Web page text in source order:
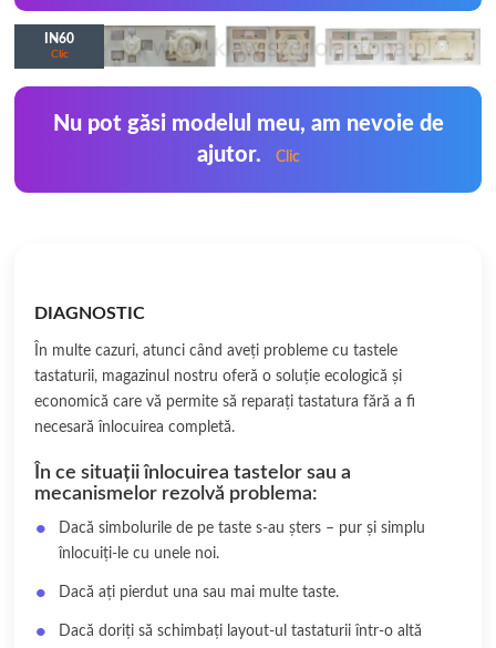
IN60
Clic
Nu pot găsi modelul meu, am nevoie de
ajutor.
Clic
DIAGNOSTIC
În multe cazuri, atunci când aveți probleme cu tastele
tastaturii, magazinul nostru oferă o soluție ecologică și
economică care vă permite să reparați tastatura fără a fi
necesară înlocuirea completă.
În ce situații înlocuirea tastelor sau a
mecanismelor rezolvă problema:
Dacă simbolurile de pe taste s-au șters – pur și simplu
înlocuiți-le cu unele noi.
Dacă ați pierdut una sau mai multe taste.
Dacă doriți să schimbați layout-ul tastaturii într-o altă